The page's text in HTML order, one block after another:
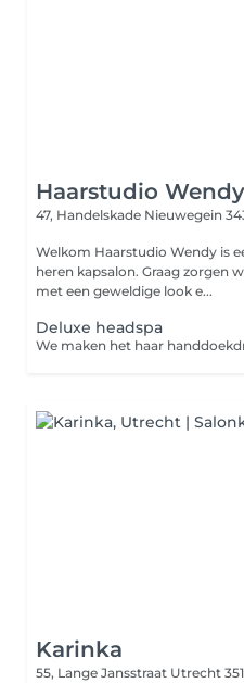
Haarstudio Wendy
47, Handelskade Nieuwegein
Welkom Haarstudio Wendy is een mooie sfeervolle dames- en
heren kapsalon. Graag zorgen wij ervoor dat je de salon verlaat
met een geweldige look e...
Deluxe headspa
Karinka
55, Lange Jansstraat Utrecht